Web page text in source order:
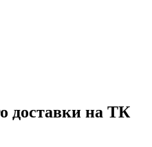
доставки на ТК